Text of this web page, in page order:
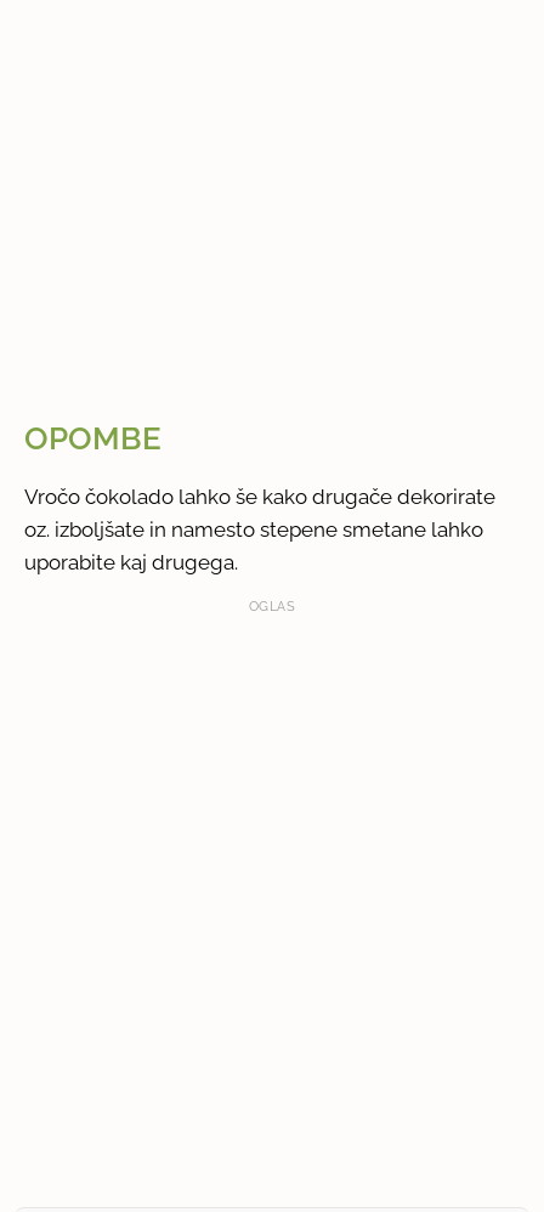
OPOMBE
Vročo čokolado lahko še kako drugače dekorirate
oz. izboljšate in namesto stepene smetane lahko
uporabite kaj drugega.
OGLAS